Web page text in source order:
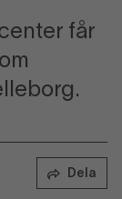
får
Dela